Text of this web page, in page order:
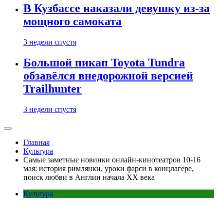
В Кузбассе наказали девушку из-за
мощного самоката
3 недели спустя
Большой пикап Toyota Tundra
обзавёлся внедорожной версией
Trailhunter
3 недели спустя
Главная
Культура
Самые заметные новинки онлайн-кинотеатров 10-16
мая: история римлянки, уроки фарси в концлагере,
поиск любви в Англии начала XX века
Культура